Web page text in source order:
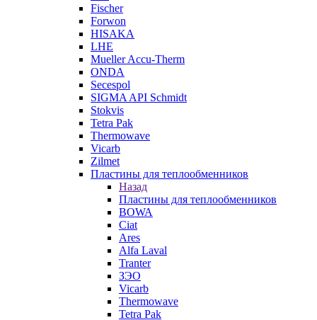
Fischer
Forwon
HISAKA
LHE
Mueller Accu-Therm
ONDA
Secespol
SIGMA API Schmidt
Stokvis
Tetra Pak
Thermowave
Vicarb
Zilmet
Пластины для теплообменников
Назад
Пластины для теплообменников
BOWA
Ciat
Ares
Alfa Laval
Tranter
ЗЭО
Vicarb
Thermowave
Tetra Pak